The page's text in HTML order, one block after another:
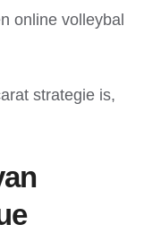
online volleybal
strategie is,